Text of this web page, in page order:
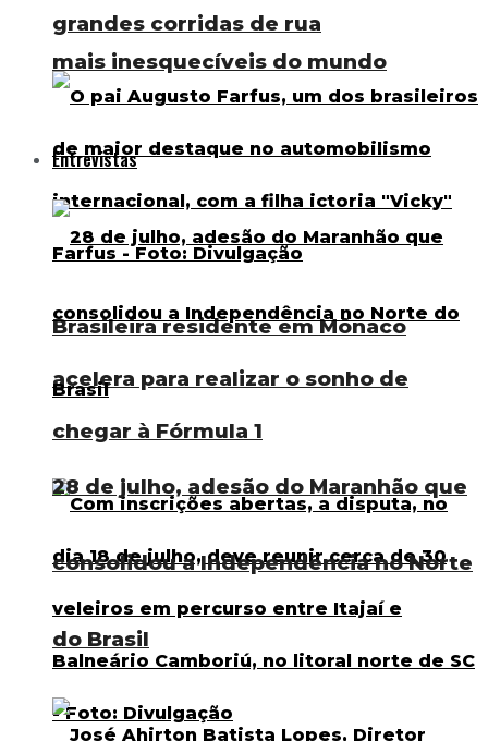
grandes corridas de rua
Brasileira residente em Mônaco
acelera para realizar o sonho de
chegar à Fórmula 1
mais inesquecíveis do mundo
Entrevistas
28 de julho, adesão do Maranhão que
consolidou a Independência no Norte
do Brasil